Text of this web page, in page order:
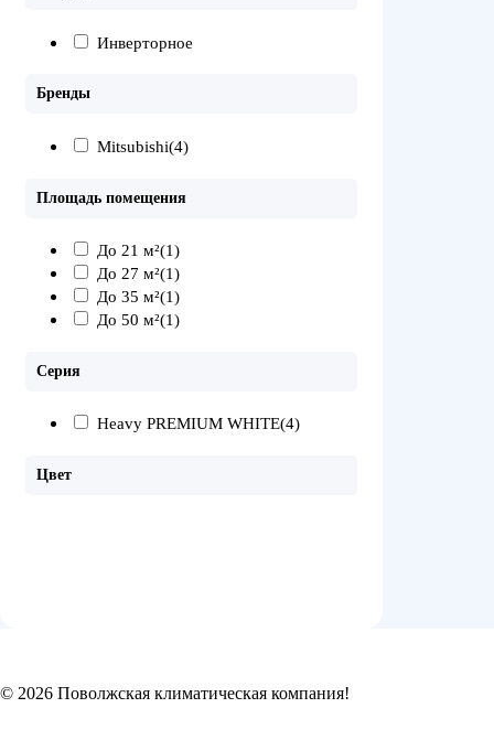
Инверторное
Бренды
Mitsubishi(4)
Площадь помещения
До 21 м²(1)
До 27 м²(1)
До 35 м²(1)
До 50 м²(1)
Серия
Heavy PREMIUM WHITE(4)
Цвет
© 2026 Поволжская климатическая компания!